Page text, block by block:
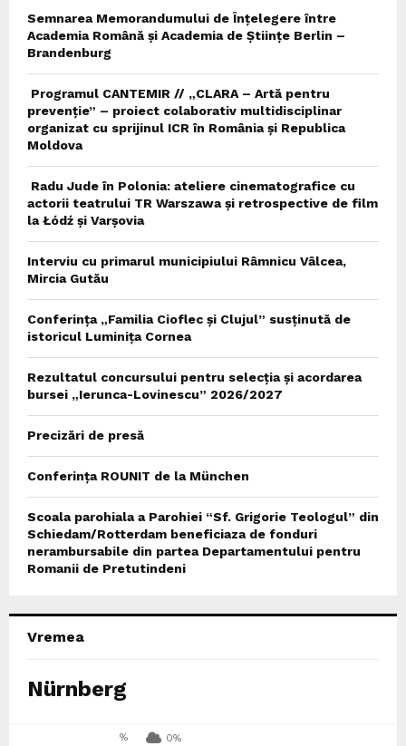
Semnarea Memorandumului de Înțelegere între
Academia Română și Academia de Științe Berlin –
Brandenburg
Programul CANTEMIR // „CLARA – Artă pentru
prevenție” – proiect colaborativ multidisciplinar
organizat cu sprijinul ICR în România și Republica
Moldova
Radu Jude în Polonia: ateliere cinematografice cu
actorii teatrului TR Warszawa și retrospective de film
la Łódź și Varșovia
Interviu cu primarul municipiului Râmnicu Vâlcea,
Mircia Gutău
Conferința „Familia Cioflec și Clujul” susținută de
istoricul Luminița Cornea
Rezultatul concursului pentru selecția și acordarea
bursei „Ierunca-Lovinescu” 2026/2027
Precizări de presă
Conferința ROUNIT de la München
Scoala parohiala a Parohiei “Sf. Grigorie Teologul” din
Schiedam/Rotterdam beneficiaza de fonduri
nerambursabile din partea Departamentului pentru
Romanii de Pretutindeni
Vremea
Nürnberg
% 0%